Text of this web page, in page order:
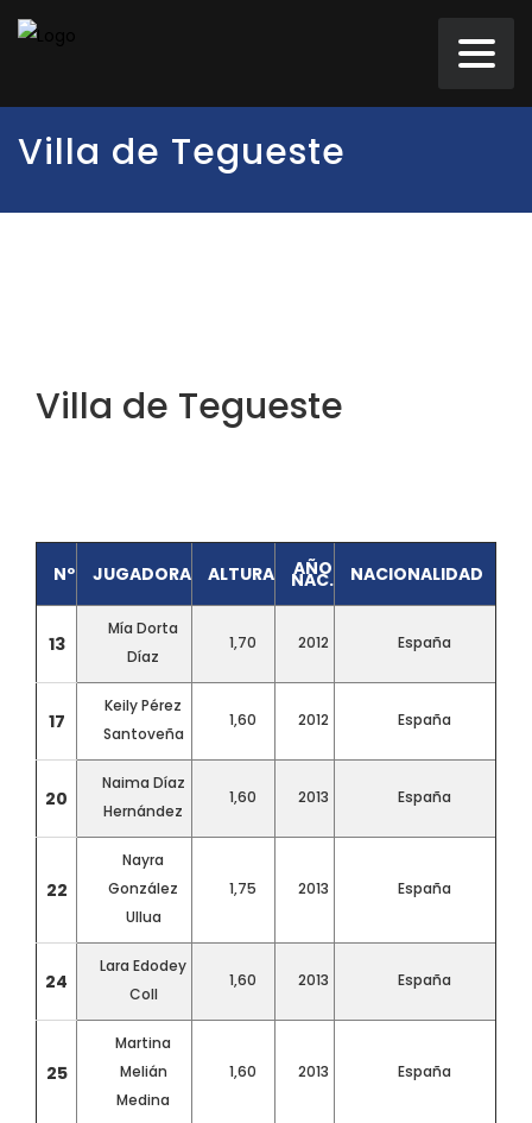
Villa de Tegueste
Villa de Tegueste
Nº JUGADORA ALTURA AÑO
NAC. NACIONALIDAD
13
Mía Dorta
Díaz
1,70 2012 España
17
Keily Pérez
Santoveña
1,60 2012 España
20
Naima Díaz
Hernández
1,60 2013 España
22
Nayra
González
Ullua
1,75 2013 España
24
Lara Edodey
Coll
1,60 2013 España
25
Martina
Melián
Medina
1,60 2013 España